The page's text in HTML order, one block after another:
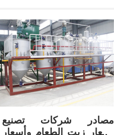
مصادر شركات تصنيع
أسعار زيت الطعام وأسعار